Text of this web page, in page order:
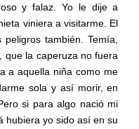
y falaz. Yo le dije a
viniera a visitarme. El
también. Temía,
que la caperuza no fuera
a aquella niña como me
sola y así morir, en
si para algo nació mi
hubiera yo sido así en su